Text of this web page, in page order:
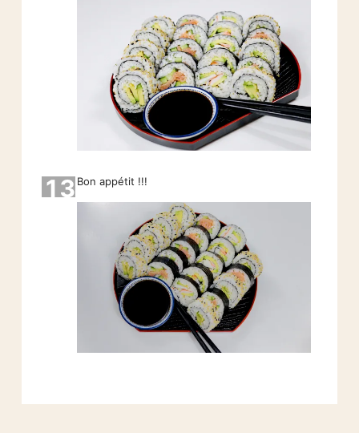
13 Bon appétit !!!